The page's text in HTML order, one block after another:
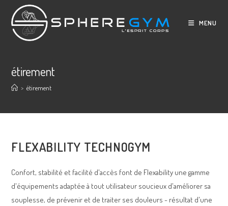
content
MENU
étirement
> étirement
FLEXABILITY TECHNOGYM
Confort, stabilité et facilité d'accès font de Flexability une gamme
d'équipements adaptée à tout utilisateur soucieux d'améliorer sa
souplesse, de prévenir et de traiter ses douleurs - résultat d'une